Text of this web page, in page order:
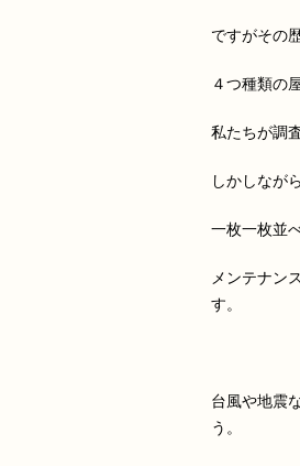
ですがその
４つ種類の
私たちが調
しかしなが
一枚一枚並
メンテナン
す。
台風や地震
う。